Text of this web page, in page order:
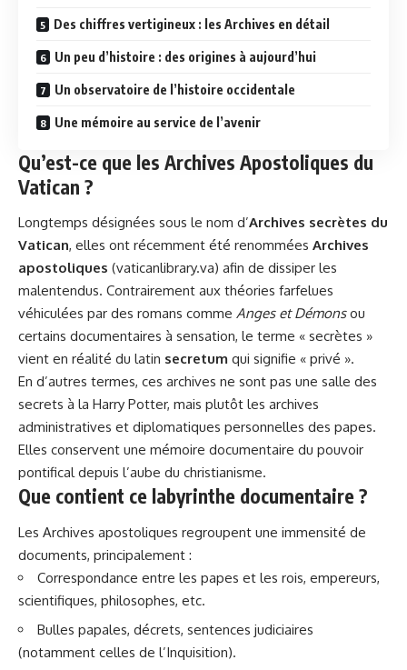
Des chiffres vertigineux : les Archives en détail
Un peu d’histoire : des origines à aujourd’hui
Un observatoire de l’histoire occidentale
Une mémoire au service de l’avenir
Qu’est-ce que les Archives Apostoliques du
Vatican ?
Longtemps désignées sous le nom d’Archives secrètes du
Vatican, elles ont récemment été renommées Archives
apostoliques (vaticanlibrary.va) afin de dissiper les
malentendus. Contrairement aux théories farfelues
véhiculées par des romans comme Anges et Démonsou
certains documentaires à sensation, le terme « secrètes »
vient en réalité du latin secretum qui signifie « privé ».
En d’autres termes, ces archives ne sont pas une salle des
secrets à la Harry Potter, mais plutôt les archives
administratives et diplomatiques personnelles des papes.
Elles conservent une mémoire documentaire du pouvoir
pontifical depuis l’aube du christianisme.
Que contient ce labyrinthe documentaire ?
Les Archives apostoliques regroupent une immensité de
documents, principalement :
Correspondance entre les papes et les rois, empereurs,
scientifiques, philosophes, etc.
Bulles papales, décrets, sentences judiciaires
(notamment celles de l’Inquisition).